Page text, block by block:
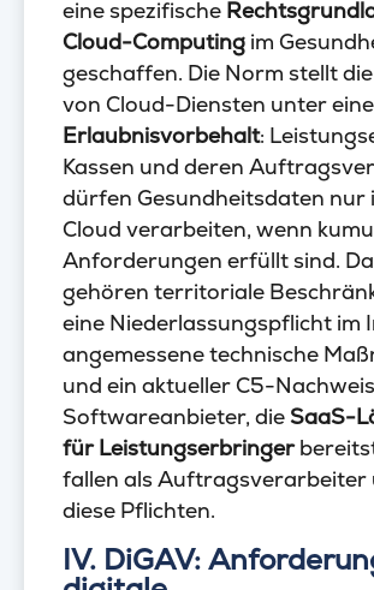
eine spezifische
Cloud-Computing im
geschaffen. Die Norm stellt
von Cloud-Diensten unter
Erlaubnisvorbehalt:
Kassen und deren
dürfen Gesundheitsdaten nur
Cloud verarbeiten, wenn
Anforderungen erfüllt sind.
gehören territoriale
eine Niederlassungspflicht im
angemessene technische
und ein aktueller C5-
Softwareanbieter, dieSaaS-
für Leistungserbringer
fallen als Auftragsverarbeiter
diese Pflichten.
IV. DiGAV: